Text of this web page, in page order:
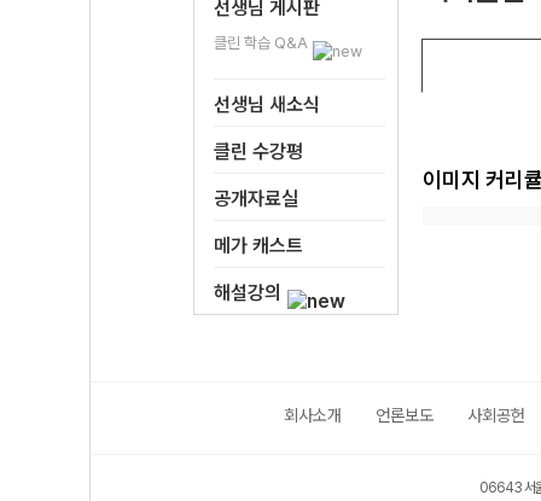
선생님 게시판
클린 학습 Q&A
선생님 새소식
클린 수강평
공개자료실
메가 캐스트
해설강의
이미지 커리
회사소개 언론보도 사회공헌
06643 서